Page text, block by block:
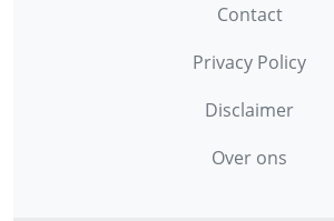
Contact
Privacy Policy
Disclaimer
Over ons